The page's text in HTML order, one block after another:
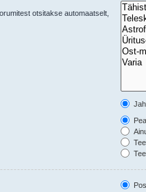
otsitakse automaatselt,
Jah